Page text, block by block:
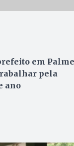
em
pela
ano